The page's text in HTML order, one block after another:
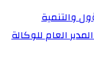
والتنمية
العام للوكالة